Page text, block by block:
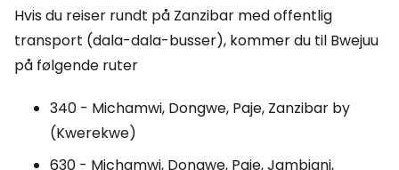
Hvis du reiser rundt på Zanzibar med offentlig
transport (dala-dala-busser), kommer du til Bwejuu
på følgende ruter
340 - Michamwi, Dongwe, Paje, Zanzibar by
(Kwerekwe)
630 - Michamwi, Dongwe, Paje, Jambiani,